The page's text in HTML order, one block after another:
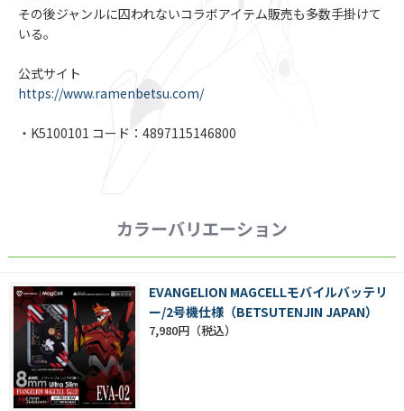
その後ジャンルに囚われないコラボアイテム販売も多数手掛けて
いる。
公式サイト
https://www.ramenbetsu.com/
・K5100101 コード：4897115146800
カラーバリエーション
EVANGELION MAGCELLモバイルバッテリ
ー/2号機仕様（BETSUTENJIN JAPAN）
7,980円